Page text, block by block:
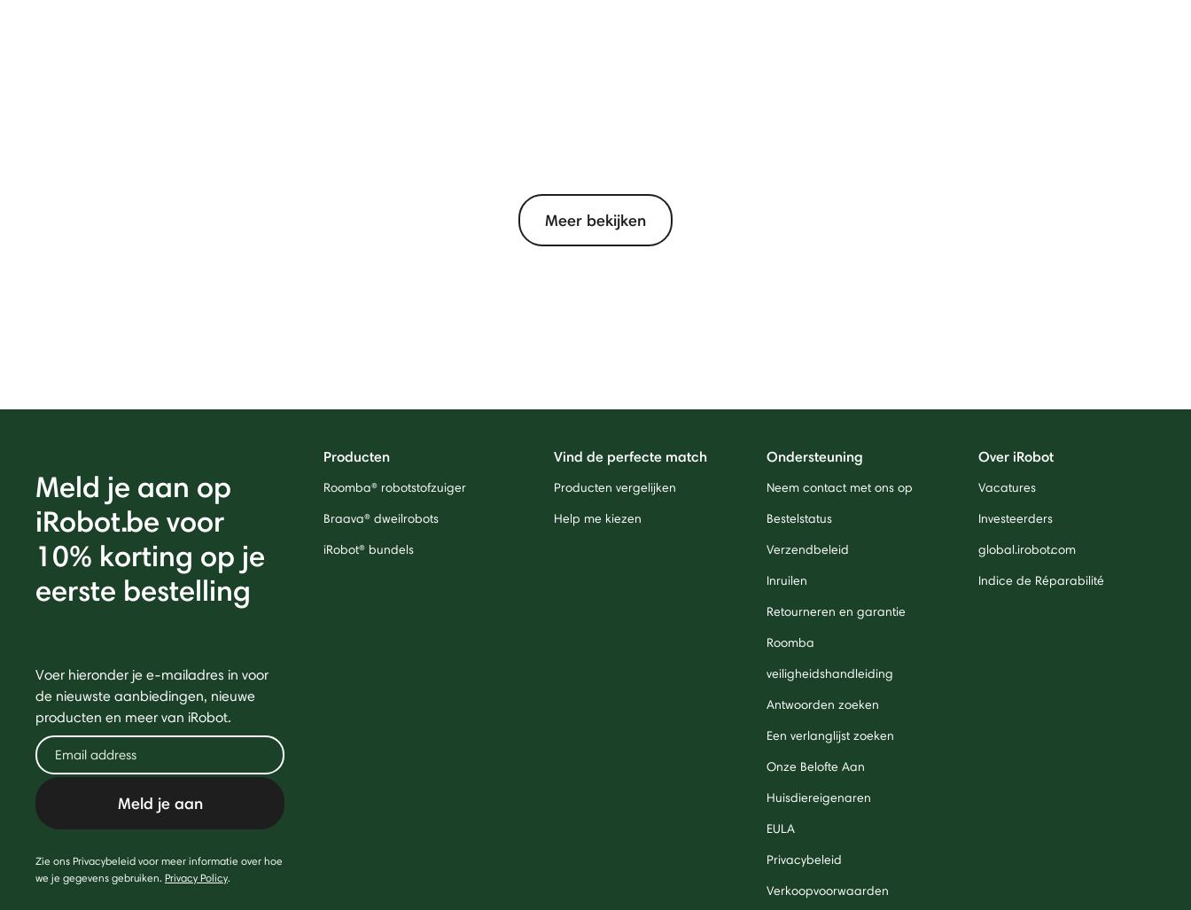
Meer bekijken
Meld je aan op
iRobot.be voor
10% korting op je
eerste bestelling
Voer hieronder je e-mailadres in voor
de nieuwste aanbiedingen, nieuwe
producten en meer van iRobot.
Meld je aan
Zie ons Privacybeleid voor meer informatie over hoe
we je gegevens gebruiken. Privacy Policy.
Producten
Roomba® robotstofzuiger
Braava® dweilrobots
iRobot® bundels
Vind de perfecte match
Producten vergelijken
Help me kiezen
Ondersteuning
Neem contact met ons op
Bestelstatus
Verzendbeleid
Inruilen
Retourneren en garantie
Roomba
veiligheidshandleiding
Antwoorden zoeken
Een verlanglijst zoeken
Onze Belofte Aan
Huisdiereigenaren
EULA
Privacybeleid
Verkoopvoorwaarden
Over iRobot
Vacatures
Investeerders
global.irobot.com
Indice de Réparabilité